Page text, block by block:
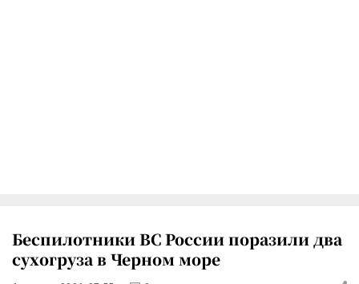
Беспилотники ВС России поразили два
сухогруза в Черном море